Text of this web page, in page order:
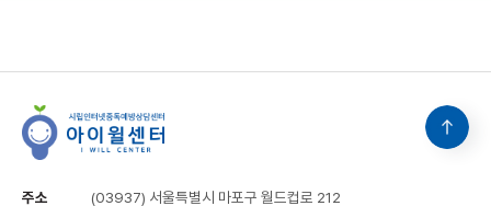
사정에 의해 변경될 수 있으며 변경될 경우
개별적으로 통지합니다. 6. 문의 :
주소 (03937) 서울특별시 마포구 월드컵로 212